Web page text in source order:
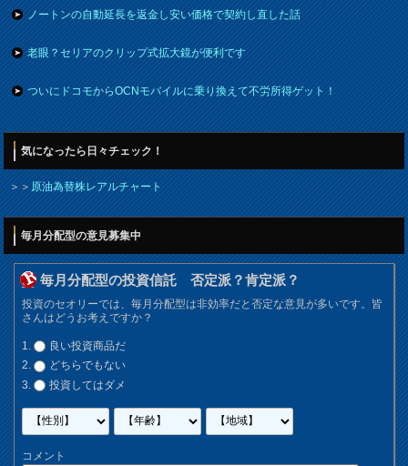
ノートンの自動延長を返金し安い価格で契約し直した話
老眼？セリアのクリップ式拡大鏡が便利です
ついにドコモからOCNモバイルに乗り換えて不労所得ゲット！
気になったら日々チェック！
＞＞原油為替株レアルチャート
毎月分配型の意見募集中
毎月分配型の投資信託 否定派？肯定派？
投資のセオリーでは、毎月分配型は非効率だと否定な意見が多いです。皆
さんはどうお考えですか？
良い投資商品だ
どちらでもない
投資してはダメ
コメント